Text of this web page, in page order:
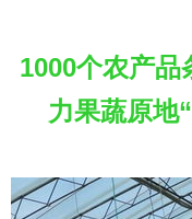
1000个农产品
力果蔬原地